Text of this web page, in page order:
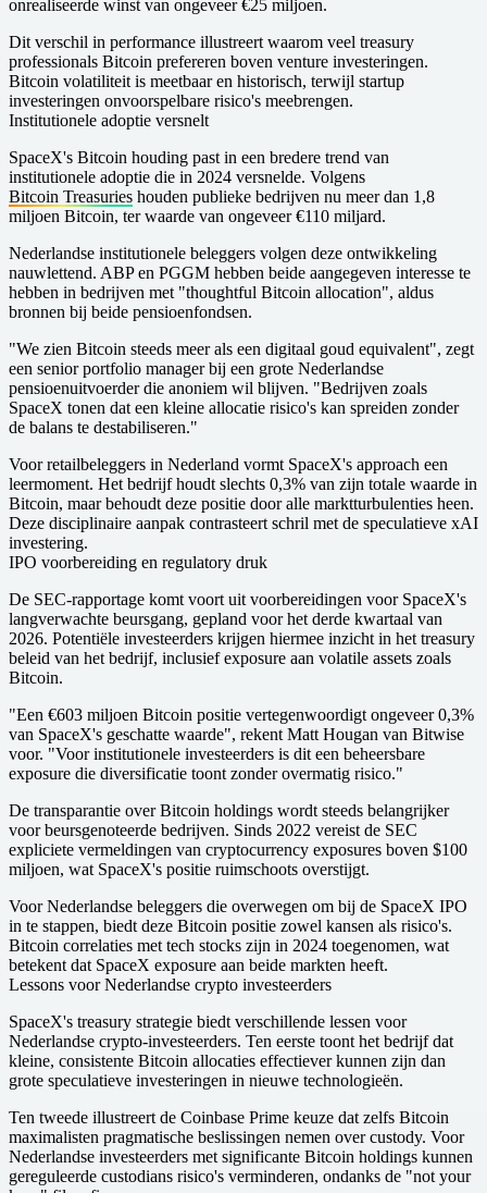
onrealiseerde winst van ongeveer €25 miljoen.
Dit verschil in performance illustreert waarom veel treasury
professionals Bitcoin prefereren boven venture investeringen.
Bitcoin volatiliteit is meetbaar en historisch, terwijl startup
investeringen onvoorspelbare risico's meebrengen.
Institutionele adoptie versnelt
SpaceX's Bitcoin houding past in een bredere trend van
institutionele adoptie die in 2024 versnelde. Volgens
Bitcoin Treasuries houden publieke bedrijven nu meer dan 1,8
miljoen Bitcoin, ter waarde van ongeveer €110 miljard.
Nederlandse institutionele beleggers volgen deze ontwikkeling
nauwlettend. ABP en PGGM hebben beide aangegeven interesse te
hebben in bedrijven met "thoughtful Bitcoin allocation", aldus
bronnen bij beide pensioenfondsen.
"We zien Bitcoin steeds meer als een digitaal goud equivalent", zegt
een senior portfolio manager bij een grote Nederlandse
pensioenuitvoerder die anoniem wil blijven. "Bedrijven zoals
SpaceX tonen dat een kleine allocatie risico's kan spreiden zonder
de balans te destabiliseren."
Voor retailbeleggers in Nederland vormt SpaceX's approach een
leermoment. Het bedrijf houdt slechts 0,3% van zijn totale waarde in
Bitcoin, maar behoudt deze positie door alle marktturbulenties heen.
Deze disciplinaire aanpak contrasteert schril met de speculatieve xAI
investering.
IPO voorbereiding en regulatory druk
De SEC-rapportage komt voort uit voorbereidingen voor SpaceX's
langverwachte beursgang, gepland voor het derde kwartaal van
2026. Potentiële investeerders krijgen hiermee inzicht in het treasury
beleid van het bedrijf, inclusief exposure aan volatile assets zoals
Bitcoin.
"Een €603 miljoen Bitcoin positie vertegenwoordigt ongeveer 0,3%
van SpaceX's geschatte waarde", rekent Matt Hougan van Bitwise
voor. "Voor institutionele investeerders is dit een beheersbare
exposure die diversificatie toont zonder overmatig risico."
De transparantie over Bitcoin holdings wordt steeds belangrijker
voor beursgenoteerde bedrijven. Sinds 2022 vereist de SEC
expliciete vermeldingen van cryptocurrency exposures boven $100
miljoen, wat SpaceX's positie ruimschoots overstijgt.
Voor Nederlandse beleggers die overwegen om bij de SpaceX IPO
in te stappen, biedt deze Bitcoin positie zowel kansen als risico's.
Bitcoin correlaties met tech stocks zijn in 2024 toegenomen, wat
betekent dat SpaceX exposure aan beide markten heeft.
Lessons voor Nederlandse crypto investeerders
SpaceX's treasury strategie biedt verschillende lessen voor
Nederlandse crypto-investeerders. Ten eerste toont het bedrijf dat
kleine, consistente Bitcoin allocaties effectiever kunnen zijn dan
grote speculatieve investeringen in nieuwe technologieën.
Ten tweede illustreert de Coinbase Prime keuze dat zelfs Bitcoin
maximalisten pragmatische beslissingen nemen over custody. Voor
Nederlandse investeerders met significante Bitcoin holdings kunnen
gereguleerde custodians risico's verminderen, ondanks de "not your